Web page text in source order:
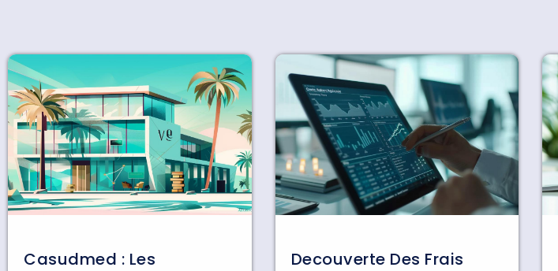
Casudmed : Les
Decouverte Des Frais